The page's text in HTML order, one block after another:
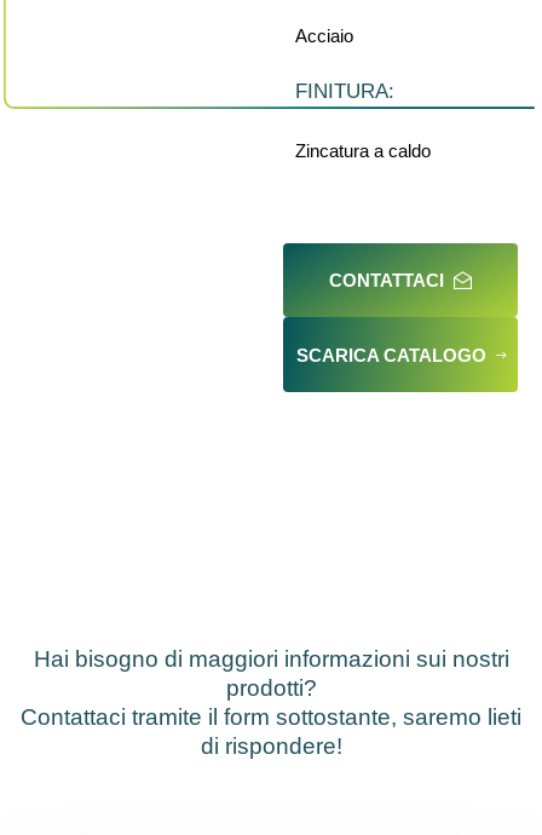
Acciaio
FINITURA:
Zincatura a caldo
CONTATTACI
SCARICA CATALOGO
Hai bisogno di maggiori informazioni sui nostri
prodotti?
Contattaci tramite il form sottostante, saremo lieti
di rispondere!